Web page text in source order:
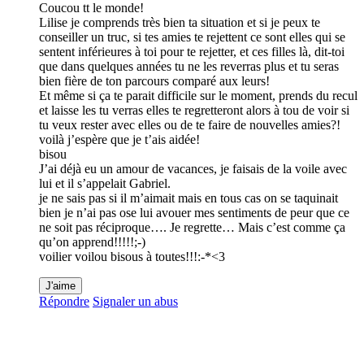
Coucou tt le monde!
Lilise je comprends très bien ta situation et si je peux te
conseiller un truc, si tes amies te rejettent ce sont elles qui se
sentent inférieures à toi pour te rejetter, et ces filles là, dit-toi
que dans quelques années tu ne les reverras plus et tu seras
bien fière de ton parcours comparé aux leurs!
Et même si ça te parait difficile sur le moment, prends du recul
et laisse les tu verras elles te regretteront alors à tou de voir si
tu veux rester avec elles ou de te faire de nouvelles amies?!
voilà j’espère que je t’ais aidée!
bisou
J’ai déjà eu un amour de vacances, je faisais de la voile avec
lui et il s’appelait Gabriel.
je ne sais pas si il m’aimait mais en tous cas on se taquinait
bien je n’ai pas ose lui avouer mes sentiments de peur que ce
ne soit pas réciproque…. Je regrette… Mais c’est comme ça
qu’on apprend!!!!!;-)
voilier voilou bisous à toutes!!!:-*<3
J'aime
Répondre Signaler un abus